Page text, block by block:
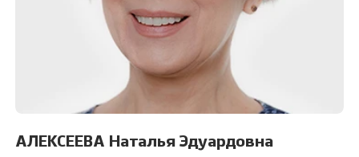
АЛЕКСЕЕВА Наталья Эдуардовна